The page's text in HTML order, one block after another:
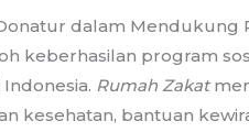
dalam Mendukung
keberhasilan program
Rumah Zakat
kesehatan, bantuan